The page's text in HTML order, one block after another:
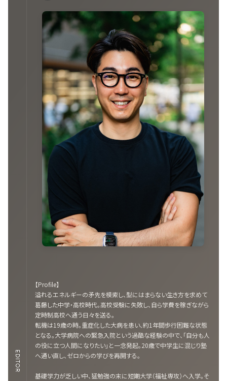
EDITOR
【Profile】
溢れるエネルギーの矛先を模索し、型にはまらない生き方を求めて
葛藤した中学・高校時代。高校受験に失敗し、自ら学費を稼ぎながら
定時制高校へ通う日々を送る。
転機は19歳の時。重症化した大病を患い、約1年間歩行困難な状態
となる。大学病院への緊急入院という過酷な経験の中で、「自分も人
の役に立つ人間になりたい」と一念発起。20歳で中学生に混じり塾
へ通い直し、ゼロからの学びを再開する。
基礎学力が乏しい中、猛勉強の末に短期大学（福祉専攻）へ入学。そ